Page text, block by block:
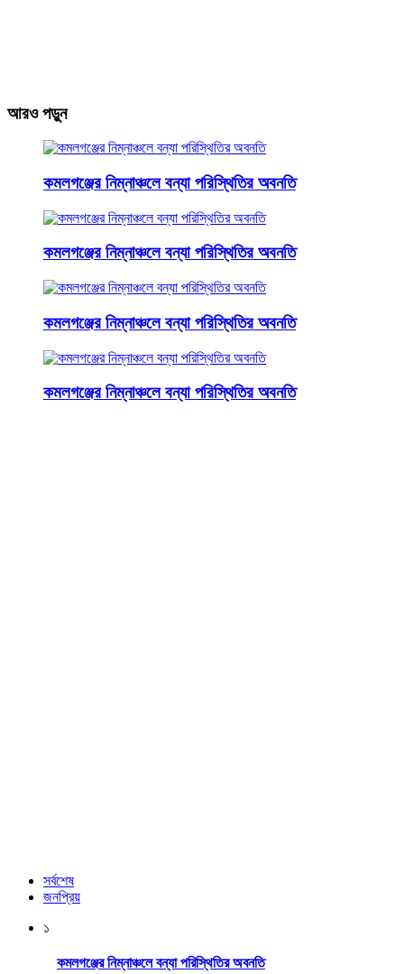
আরও পড়ুন
কমলগঞ্জের নিম্নাঞ্চলে বন্যা পরিস্থিতির অবনতি
কমলগঞ্জের নিম্নাঞ্চলে বন্যা পরিস্থিতির অবনতি
কমলগঞ্জের নিম্নাঞ্চলে বন্যা পরিস্থিতির অবনতি
কমলগঞ্জের নিম্নাঞ্চলে বন্যা পরিস্থিতির অবনতি
সর্বশেষ
জনপ্রিয়
১
কমলগঞ্জের নিম্নাঞ্চলে বন্যা পরিস্থিতির অবনতি